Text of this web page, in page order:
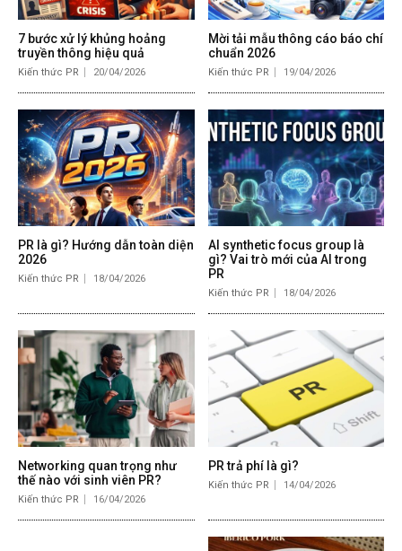
7 bước xử lý khủng hoảng
truyền thông hiệu quả
Kiến thức PR 20/04/2026
Mời tải mẫu thông cáo báo chí
chuẩn 2026
Kiến thức PR 19/04/2026
PR là gì? Hướng dẫn toàn diện
2026
Kiến thức PR 18/04/2026
AI synthetic focus group là
gì? Vai trò mới của AI trong
PR
Kiến thức PR 18/04/2026
Networking quan trọng như
thế nào với sinh viên PR?
Kiến thức PR 16/04/2026
PR trả phí là gì?
Kiến thức PR 14/04/2026